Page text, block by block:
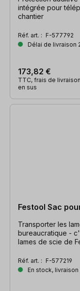
intégrée pour
chantier
Réf. art. : F-577792
Délai de livraison
173,82 €
TTC, frais de livraison
en sus
Festool Sac
Transporter les
bureaucratique -
lames de scie de
Réf. art. : F-577219
En stock,